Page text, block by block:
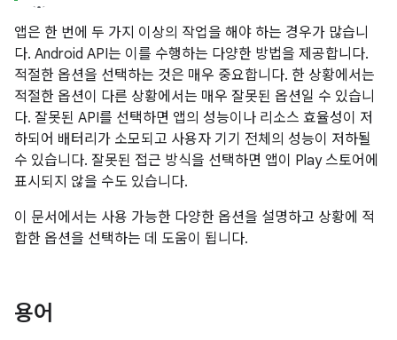
앱은 한 번에 두 가지 이상의 작업을 해야 하는 경우가 많습니
다. Android API는 이를 수행하는 다양한 방법을 제공합니다.
적절한 옵션을 선택하는 것은 매우 중요합니다. 한 상황에서는
적절한 옵션이 다른 상황에서는 매우 잘못된 옵션일 수 있습니
다. 잘못된 API를 선택하면 앱의 성능이나 리소스 효율성이 저
하되어 배터리가 소모되고 사용자 기기 전체의 성능이 저하될
수 있습니다. 잘못된 접근 방식을 선택하면 앱이 Play 스토어에
표시되지 않을 수도 있습니다.
이 문서에서는 사용 가능한 다양한 옵션을 설명하고 상황에 적
합한 옵션을 선택하는 데 도움이 됩니다.
용어